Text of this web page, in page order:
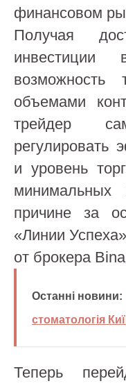
финансовом
Получая
возможность
объемами
трейдер
регулировать
и уровень
минимальных
причине за
«Линии
от брокера
Останні новини:
стоматологія
Теперь